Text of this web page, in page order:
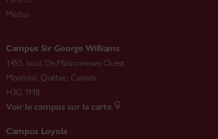
Médias
Campus Sir George Williams
1455, boul. De Maisonneuve Ouest
Montréal, Québec, Canada
H3G 1M8
Voir le campus sur la carte
Campus Loyola